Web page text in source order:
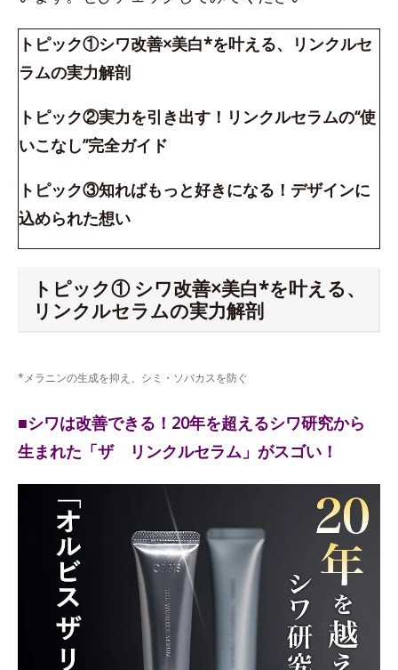
トピック①シワ改善×美白*を叶える、リンクルセ
ラムの実力解剖
トピック②実力を引き出す！リンクルセラムの“使
いこなし”完全ガイド
トピック③知ればもっと好きになる！デザインに
込められた想い
トピック① シワ改善×美白*を叶える、
リンクルセラムの実力解剖
*メラニンの生成を抑え、シミ・ソバカスを防ぐ
■シワは改善できる！20年を超えるシワ研究から
生まれた「ザ リンクルセラム」がスゴい！